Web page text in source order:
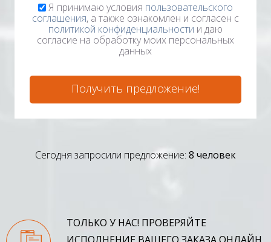
Я принимаю условия пользовательского
соглашения, а также ознакомлен и согласен с
политикой конфиденциальности и даю
согласие на обработку моих персональных
данных
Получить предложение!
Сегодня запросили предложение: 8 человек
ТОЛЬКО У НАС! ПРОВЕРЯЙТЕ